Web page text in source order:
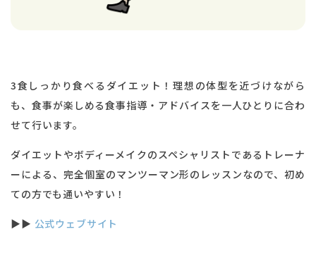
3食しっかり食べるダイエット！理想の体型を近づけながら
も、食事が楽しめる食事指導・アドバイスを一人ひとりに合わ
せて行います。
ダイエットやボディーメイクのスペシャリストであるトレーナ
ーによる、完全個室のマンツーマン形のレッスンなので、初め
ての方でも通いやすい！
▶︎▶︎ 公式ウェブサイト